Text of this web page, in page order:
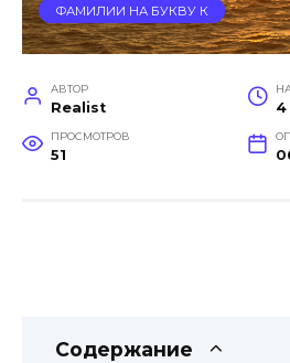
ФАМИЛИИ НА БУКВУ К
АВТОР
Realist 4
ПРОСМОТРОВ
51
Содержание